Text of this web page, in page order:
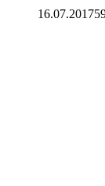
16.07.2017